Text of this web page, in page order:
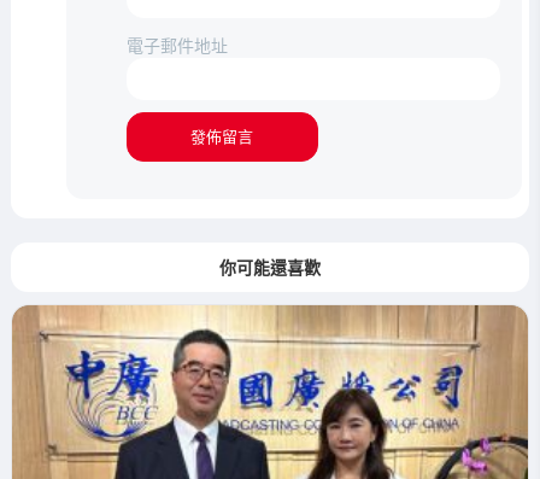
電子郵件地址
你可能還喜歡